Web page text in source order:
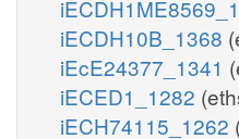
iECDH10B_1368
iEcE24377_1341
iECED1_1282
iECH74115_1262